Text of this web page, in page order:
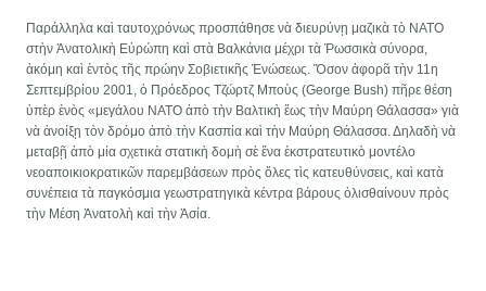
Παράλληλα καὶ ταυτοχρόνως προσπάθησε νὰ διευρύνῃ μαζικὰ τὸ ΝΑΤΟ
στὴν Ἀνατολικὴ Εὐρώπη καὶ στὰ Βαλκάνια μέχρι τὰ Ῥωσσικὰ σύνορα,
ἀκόμη καὶ ἐντὸς τῆς πρώην Σοβιετικῆς Ἐνώσεως. Ὅσον ἀφορᾶ τὴν 11η
Σεπτεμβρίου 2001, ὁ Πρόεδρος Τζώρτζ Μποὺς (George Bush) πῆρε θέση
ὑπὲρ ἑνὸς «μεγάλου ΝΑΤΟ ἀπὸ τὴν Βαλτικὴ ἕως τὴν Μαύρη Θάλασσα» γιὰ
νὰ ἀνοίξῃ τὸν δρόμο ἀπὸ τὴν Κασπία καὶ τὴν Μαύρη Θάλασσα. Δηλαδὴ νὰ
μεταβῇ ἀπὸ μία σχετικὰ στατικὴ δομὴ σὲ ἕνα ἐκστρατευτικὸ μοντέλο
νεοαποικιοκρατικῶν παρεμβάσεων πρὸς ὅλες τὶς κατευθύνσεις, καὶ κατὰ
συνέπεια τὰ παγκόσμια γεωστρατηγικὰ κέντρα βάρους ὀλισθαίνουν πρὸς
τὴν Μέση Ἀνατολὴ καὶ τὴν Ἀσία.